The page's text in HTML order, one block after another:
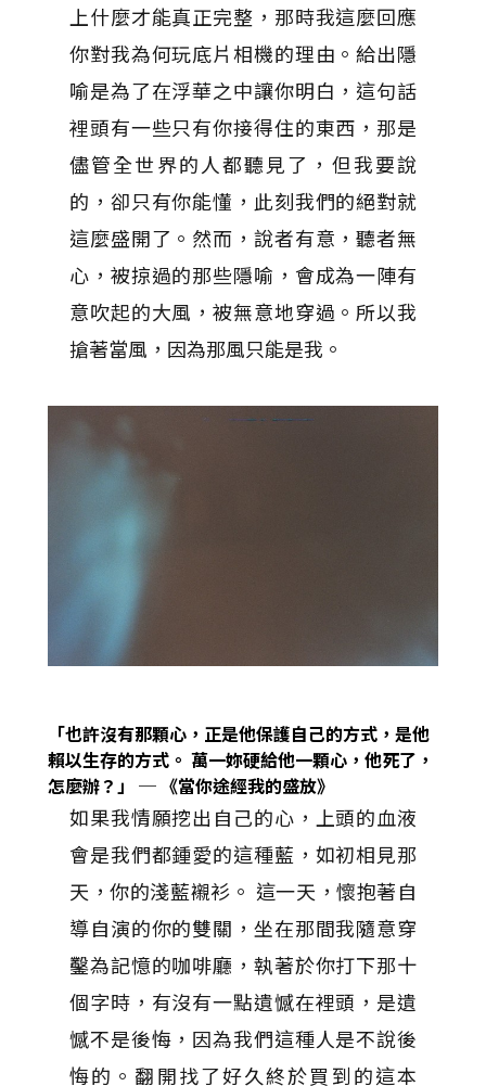
上什麼才能真正完整，那時我這麼回應
你對我為何玩底片相機的理由。給出隱
喻是為了在浮華之中讓你明白，這句話
裡頭有一些只有你接得住的東西，那是
儘管全世界的人都聽見了，但我要說
的，卻只有你能懂，此刻我們的絕對就
這麼盛開了。然而，說者有意，聽者無
心，被掠過的那些隱喻，會成為一陣有
意吹起的大風，被無意地穿過。所以我
搶著當風，因為那風只能是我。
「也許沒有那顆心，正是他保護自己的方式，是他
賴以生存的方式。 萬一妳硬給他一顆心，他死了，
怎麼辦？」 ─ 《當你途經我的盛放》
如果我情願挖出自己的心，上頭的血液
會是我們都鍾愛的這種藍，如初相見那
天，你的淺藍襯衫。 這一天，懷抱著自
導自演的你的雙關，坐在那間我隨意穿
鑿為記憶的咖啡廳，執著於你打下那十
個字時，有沒有一點遺憾在裡頭，是遺
憾不是後悔，因為我們這種人是不說後
悔的。翻開找了好久終於買到的這本